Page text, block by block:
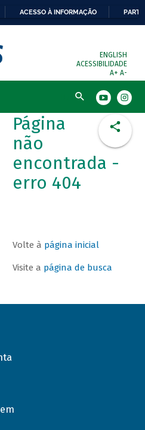
ACESSO À INFORMAÇÃO
ENGLISH
ACESSIBILIDADE
A+ A-
Busca
Página
não
encontrada -
erro 404
Volte à página inicial
Visite a página de busca